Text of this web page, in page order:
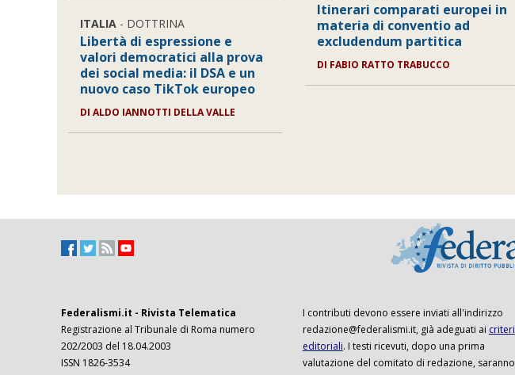
ITALIA - DOTTRINA
Libertà di espressione e
valori democratici alla prova
dei social media: il DSA e un
nuovo caso TikTok europeo
DIALDO IANNOTTI DELLA VALLE
Itinerari comparati europei in
materia di conventio ad
excludendum partitica
DI FABIO RATTO TRABUCCO
Federalismi.it - Rivista Telematica
Registrazione al Tribunale di Roma numero
202/2003 del 18.04.2003
ISSN 1826-3534
I contributi devono essere inviati all'indirizzo
redazione@federalismi.it, già adeguati ai criteri
editoriali. I testi ricevuti, dopo una prima
valutazione del comitato di redazione, saranno